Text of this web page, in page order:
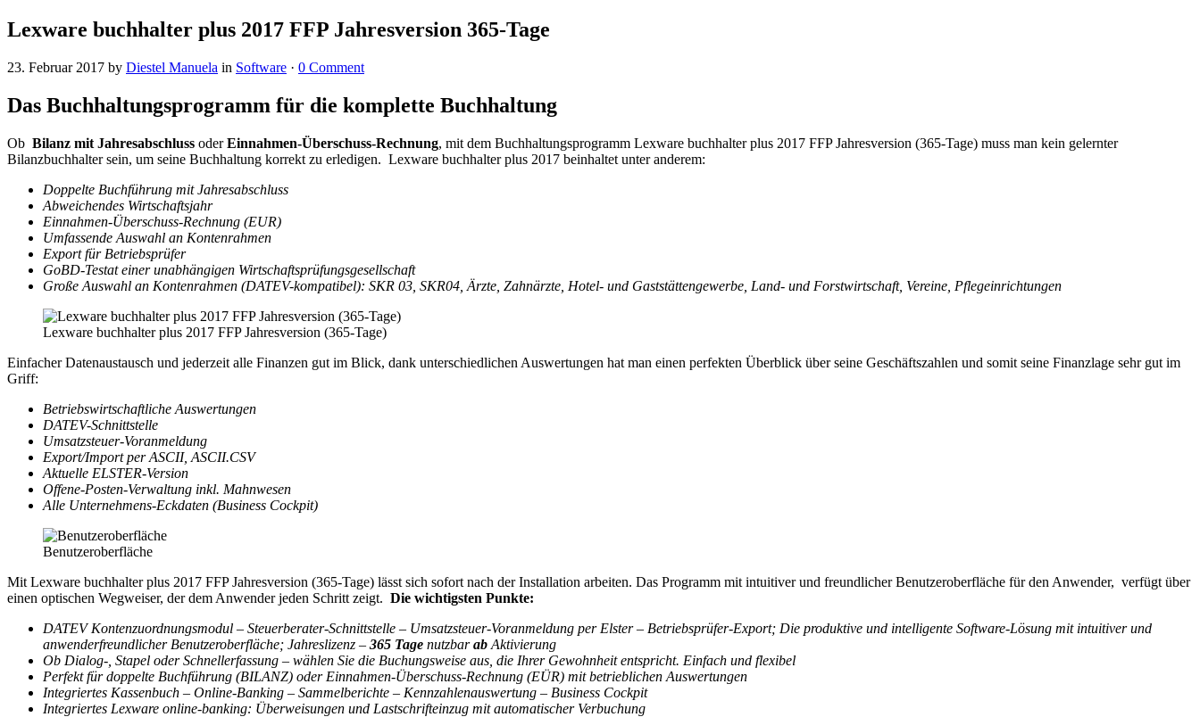
Lexware buchhalter plus 2017 FFP Jahresversion 365-Tage
23. Februar 2017 by Diestel Manuela in Software · 0 Comment
Das Buchhaltungsprogramm für die komplette Buchhaltung
Ob Bilanz mit Jahresabschluss oderEinnahmen-Überschuss-Rechnung, mit dem Buchhaltungsprogramm Lexware buchhalter plus 2017 FFP Jahresversion (365-Tage) muss man kein gelernter
Bilanzbuchhalter sein, um seine Buchhaltung korrekt zu erledigen. Lexware buchhalter plus 2017 beinhaltet unter anderem:
Doppelte Buchführung mit Jahresabschluss
Abweichendes Wirtschaftsjahr
Einnahmen-Überschuss-Rechnung (EUR)
Umfassende Auswahl an Kontenrahmen
Export für Betriebsprüfer
GoBD-Testat einer unabhängigen Wirtschaftsprüfungsgesellschaft
Große Auswahl an Kontenrahmen (DATEV-kompatibel): SKR 03, SKR04, Ärzte, Zahnärzte, Hotel- und Gaststättengewerbe, Land- und Forstwirtschaft, Vereine, Pflegeinrichtungen
Lexware buchhalter plus 2017 FFP Jahresversion (365-Tage)
Einfacher Datenaustausch und jederzeit alle Finanzen gut im Blick, dank unterschiedlichen Auswertungen hat man einen perfekten Überblick über seine Geschäftszahlen und somit seine Finanzlage sehr gut im
Griff:
Betriebswirtschaftliche Auswertungen
DATEV-Schnittstelle
Umsatzsteuer-Voranmeldung
Export/Import per ASCII, ASCII.CSV
Aktuelle ELSTER-Version
Offene-Posten-Verwaltung inkl. Mahnwesen
Alle Unternehmens-Eckdaten (Business Cockpit)
Benutzeroberfläche
Mit Lexware buchhalter plus 2017 FFP Jahresversion (365-Tage) lässt sich sofort nach der Installation arbeiten. Das Programm mit intuitiver und freundlicher Benutzeroberfläche für den Anwender, verfügt über
einen optischen Wegweiser, der dem Anwender jeden Schritt zeigt. Die wichtigsten Punkte:
DATEV Kontenzuordnungsmodul – Steuerberater-Schnittstelle – Umsatzsteuer-Voranmeldung per Elster – Betriebsprüfer-Export; Die produktive und intelligente Software-Lösung mit intuitiver und
anwenderfreundlicher Benutzeroberfläche; Jahreslizenz – 365 Tage nutzbarab Aktivierung
Ob Dialog-, Stapel oder Schnellerfassung – wählen Sie die Buchungsweise aus, die Ihrer Gewohnheit entspricht. Einfach und flexibel
Perfekt für doppelte Buchführung (BILANZ) oder Einnahmen-Überschuss-Rechnung (EÜR) mit betrieblichen Auswertungen
Integriertes Kassenbuch – Online-Banking – Sammelberichte – Kennzahlenauswertung – Business Cockpit
Integriertes Lexware online-banking: Überweisungen und Lastschrifteinzug mit automatischer Verbuchung